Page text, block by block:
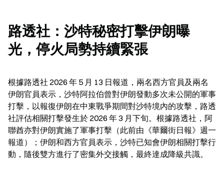
路透社：沙特秘密打擊伊朗曝
光，停火局勢持續緊張
根據路透社 2026 年 5 月 13 日報道，兩名西方官員及兩名
伊朗官員表示，沙特阿拉伯曾對伊朗發動多次未公開的軍事
打擊，以報復伊朗在中東戰爭期間對沙特境內的攻擊，路透
社評估相關打擊發生於 2026 年 3 月下旬。根據路透社，阿
聯酋亦對伊朗實施了軍事打擊（此前由《華爾街日報》週一
報道）；伊朗和西方官員表示，沙特已知會伊朗相關打擊行
動，隨後雙方進行了密集外交接觸，最終達成降級共識。